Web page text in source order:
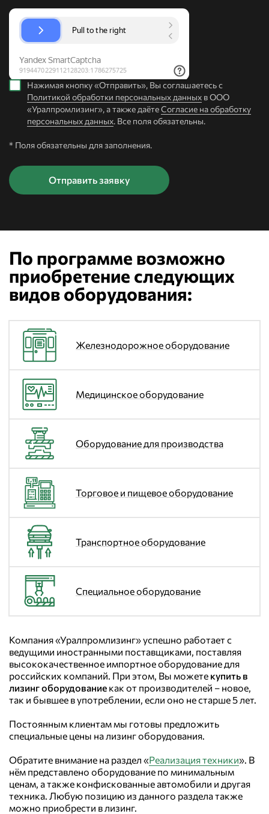
Нажимая кнопку «Отправить», Вы соглашаетесь с
Политикой обработки персональных данных в ООО
«Уралпромлизинг», а также даётеСогласие на обработку
персональных данных. Все поля обязательны.
* Поля обязательны для заполнения.
По программе возможно
приобретение следующих
видов оборудования:
Железнодорожное оборудование
Медицинское оборудование
Оборудование для производства
Торговое и пищевое оборудование
Транспортное оборудование
Специальное оборудование
Компания «Уралпромлизинг» успешно работает с
ведущими иностранными поставщиками, поставляя
высококачественное импортное оборудование для
российских компаний. При этом, Вы можете купить в
лизинг оборудование как от производителей – новое,
так и бывшее в употреблении, если оно не старше 5 лет.
Постоянным клиентам мы готовы предложить
специальные цены на лизинг оборудования.
Обратите внимание на раздел «Реализация техники». В
нём представлено оборудование по минимальным
ценам, а также конфискованные автомобили и другая
техника. Любую позицию из данного раздела также
можно приобрести в лизинг.